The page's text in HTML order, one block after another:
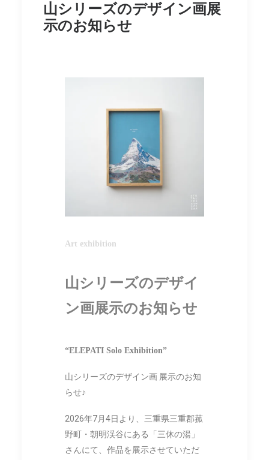
山シリーズのデザイン画展
示のお知らせ
Art exhibition
山シリーズのデザイ
ン画展示のお知らせ
“ELEPATI Solo Exhibition”
山シリーズのデザイン画 展示のお知
らせ♪
2026年7月4日より、三重県三重郡菰
野町・朝明渓谷にある「三休の湯」
さんにて、作品を展示させていただ